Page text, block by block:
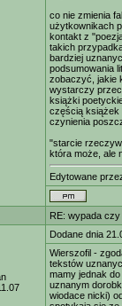
co nie zmienia
użytkownikach
kontakt z
takich
bardziej
podsumowania
zobaczyć, jakie
wystarczy
książki
częścią książek
czynienia
"starcie
która może, ale
Edytowane
RE: wypada
Dodane dnia
Wierszofil -
tekstów
mamy jednak
uznanym
wiodace nicki)